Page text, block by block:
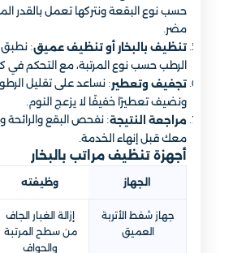
حسب نوع البقعة ونتركها تعمل بالقدر
مضر.
تنظيف بالبخار أو تنظيف عميق: نطبق
الرطب حسب نوع المرتبة، مع التحكم في
تجفيف وتعطير: نساعد على تقليل
ونضيف تعطيرًا خفيفًا لا يزعج النوم.
مراجعة النتيجة: نفحص البقع والرائحة
معك قبل إنهاء الخدمة.
أجهزة تنظيف مراتب بالبخار
الجهاز وظيفته
جهاز شفط الأتربة
العميق
إزالة الغبار الجاف
من سطح المرتبة
والحواف